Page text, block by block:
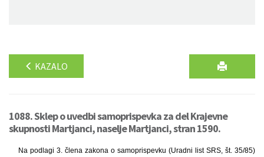
KAZALO
1088. Sklep o uvedbi samoprispevka za del Krajevne
skupnosti Martjanci, naselje Martjanci, stran 1590.
Na podlagi 3. člena zakona o samoprispevku (Uradni list SRS, št. 35/85)